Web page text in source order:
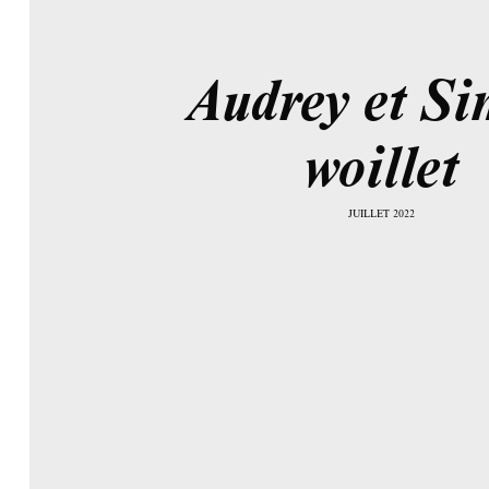
Audrey et
woillet
JUILLET 2022